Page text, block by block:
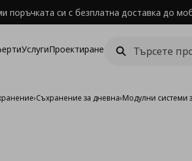
поръчката си с безплатна доставка до
УслугиПроектиране
›Съхранение за дневна›Модулни системи